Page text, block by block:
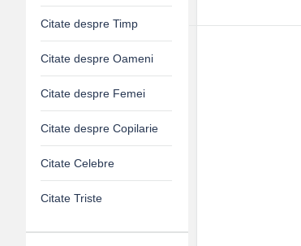
Citate despre Timp
Citate despre Oameni
Citate despre Femei
Citate despre Copilarie
Citate Celebre
Citate Triste